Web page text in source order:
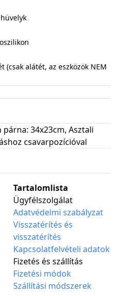
(csak alátét, az eszközök NEM
34x23cm, Asztali
csavarpozícióval
Tartalomlista
Ügyfélszolgálat
Adatvédelmi szabályzat
Visszatérítés és
visszatérítés
Kapcsolatfelvételi adatok
Fizetés és szállítás
Fizetési módok
Szállítási módszerek